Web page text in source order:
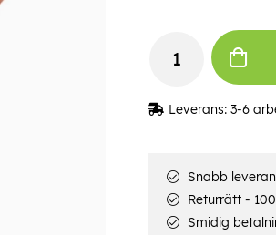
Leverans: 3-6
Snabb
Returrätt -
Smidig